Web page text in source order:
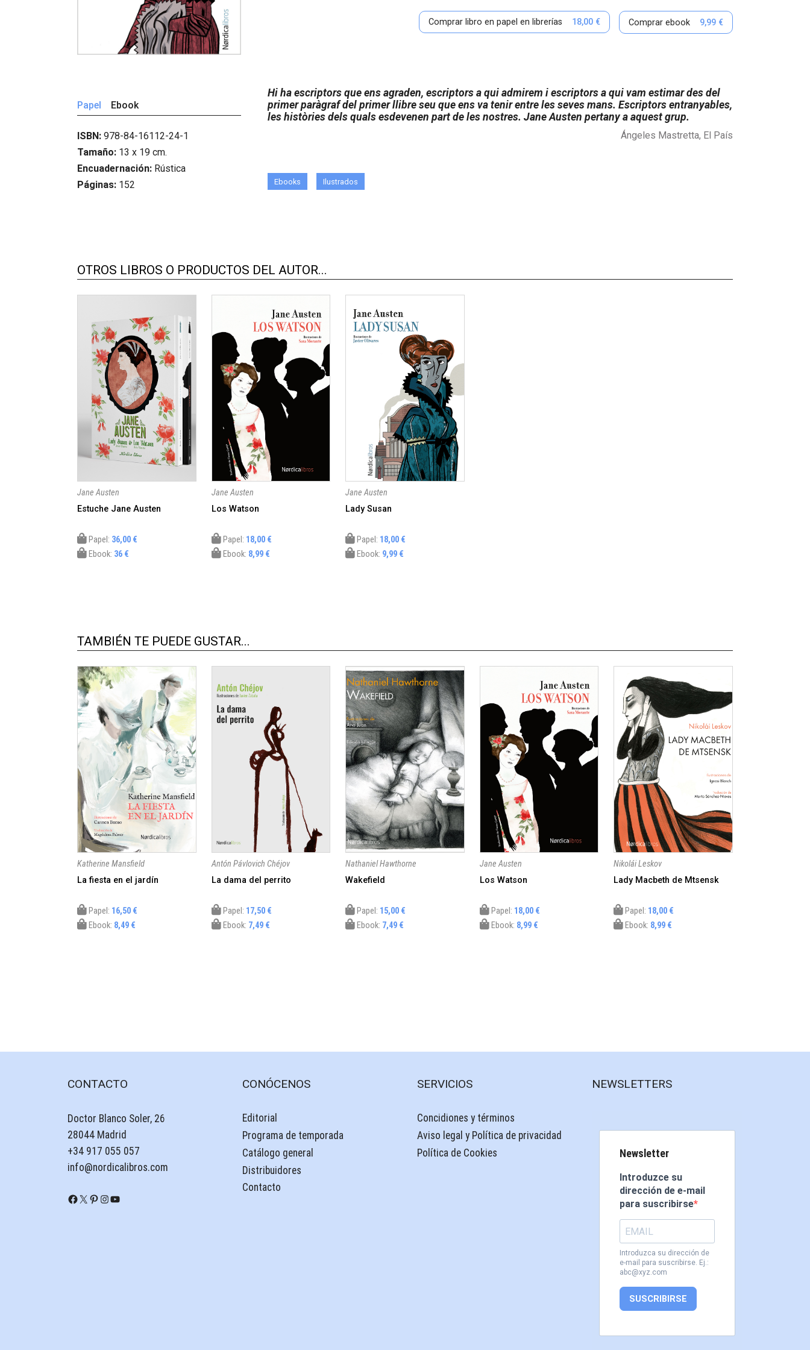
Comprar ebook 9,99 €
Comprar libro en papel en librerías 18,00 €
Papel Ebook
ISBN: 978-84-16112-24-1
Tamaño: 13 x 19 cm.
Encuadernación: Rústica
Páginas: 152
Hi ha escriptors que ens agraden, escriptors a qui admirem i escriptors a qui vam estimar des del
primer paràgraf del primer llibre seu que ens va tenir entre les seves mans. Escriptors entranyables,
les històries dels quals esdevenen part de les nostres. Jane Austen pertany a aquest grup.
Ángeles Mastretta, El País
Ebooks Ilustrados
OTROS LIBROS O PRODUCTOS DEL AUTOR...
Jane Austen
Estuche Jane Austen
Papel: 36,00 €
Ebook: 36 €
Jane Austen
Los Watson
Papel: 18,00 €
Ebook: 8,99 €
Jane Austen
Lady Susan
Papel: 18,00 €
Ebook: 9,99 €
TAMBIÉN TE PUEDE GUSTAR...
Katherine Mansfield
La fiesta en el jardín
Papel: 16,50 €
Ebook: 8,49 €
Antón Pávlovich Chéjov
La dama del perrito
Papel: 17,50 €
Ebook: 7,49 €
Nathaniel Hawthorne
Wakefield
Papel: 15,00 €
Ebook: 7,49 €
Jane Austen
Los Watson
Papel: 18,00 €
Ebook: 8,99 €
Nikolái Leskov
Lady Macbeth de Mtsensk
Papel: 18,00 €
Ebook: 8,99 €
CONTACTO
Doctor Blanco Soler, 26
28044 Madrid
+34 917 055 057
info@nordicalibros.com
Facebook
X Pinterest
Instagram
YouTube
CONÓCENOS
Editorial
Programa de temporada
Catálogo general
Distribuidores
Contacto
SERVICIOS
Concidiones y términos
Aviso legal y Política de privacidad
Política de Cookies
NEWSLETTERS
Newsletter
Introduzce su
dirección de e-mail
para suscribirse
Introduzca su dirección de
e-mail para suscribirse. Ej.:
abc@xyz.com
SUSCRIBIRSE